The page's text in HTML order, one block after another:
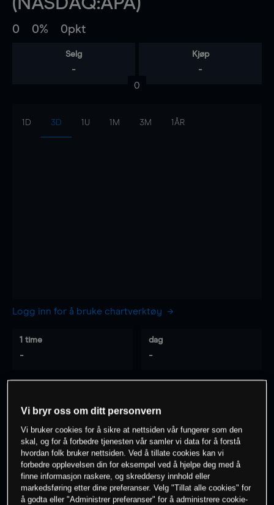
0 0% 0pkt
Selg
-
Kjøp
-
0
1D 3D 1U 1M 3M 1ÅR
Logg inn for å bruke chartverktøy
1 time
-
dag
-
- -
0% av kunder erpå dette instrumentet
Søk om konto
Vi bryr oss om ditt personvern
Vi bruker cookies for å sikre at nettsiden vår fungerer som den
skal, og for å forbedre tjenesten vår samler vi data for å forstå
hvordan folk bruker nettsiden. Ved å tillate cookies kan vi
forbedre opplevelsen din for eksempel ved å hjelpe deg med å
finne informasjon raskere, og skreddersy innhold eller
markedsføring etter dine preferanser. Velg "Tillat alle cookies" for
å godta eller "Administrer preferanser" for å administrere cookie-